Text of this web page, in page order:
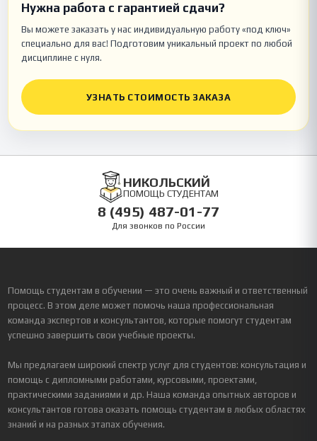
Нужна работа с гарантией сдачи?
Вы можете заказать у нас индивидуальную работу «под ключ»
специально для вас! Подготовим уникальный проект по любой
дисциплине с нуля.
УЗНАТЬ СТОИМОСТЬ ЗАКАЗА
НИКОЛЬСКИЙ
ПОМОЩЬ СТУДЕНТАМ
8 (495) 487-01-77
Для звонков по России
Помощь студентам в обучении — это очень важный и ответственный
процесс. В этом деле может помочь наша профессиональная
команда экспертов и консультантов, которые помогут студентам
успешно завершить свои учебные проекты.
Мы предлагаем широкий спектр услуг для студентов: консультация и
помощь с дипломными работами, курсовыми, проектами,
практическими заданиями и др. Наша команда опытных авторов и
консультантов готова оказать помощь студентам в любых областях
знаний и на разных этапах обучения.